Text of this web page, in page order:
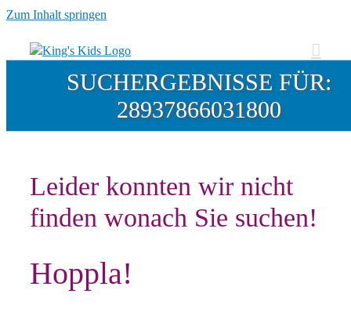
Zum Inhalt springen
SUCHERGEBNISSE FÜR:
28937866031800
Leider konnten wir nicht
finden wonach Sie suchen!
Hoppla!